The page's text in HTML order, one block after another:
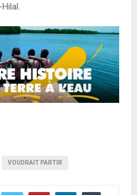
VOUDRAIT PARTIR